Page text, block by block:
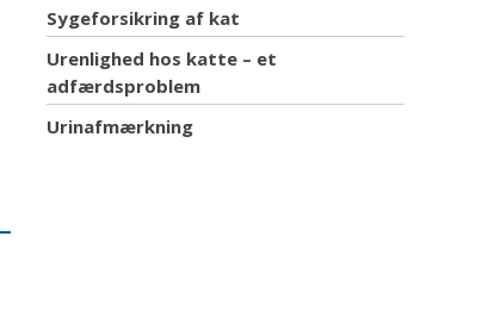
Sygeforsikring af kat
Urenlighed hos katte – et
adfærdsproblem
Urinafmærkning